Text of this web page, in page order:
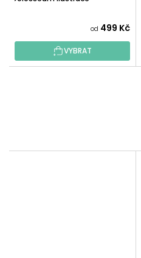
od 499 Kč
VYBRAT